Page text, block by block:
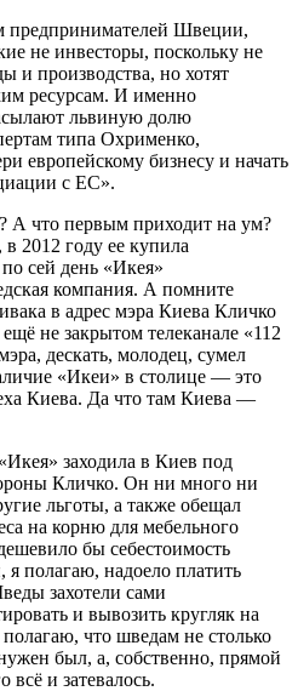
предпринимателей Швеции,
не инвесторы, поскольку не
и производства, но хотят
ресурсам. И именно
львиную долю
типа Охрименко,
европейскому бизнесу и начать
с ЕС».
А что первым приходит на ум?
2012 году ее купила
сей день «Икея»
компания. А помните
в адрес мэра Киева Кличко
не закрытом телеканале «112
дескать, молодец, сумел
«Икеи» в столице ― это
Киева. Да что там Киева ―
заходила в Киев под
Кличко. Он ни много ни
льготы, а также обещал
на корню для мебельного
бы себестоимость
полагаю, надоело платить
захотели сами
и вывозить кругляк на
что шведам не столько
был, а, собственно, прямой
всё и затевалось.